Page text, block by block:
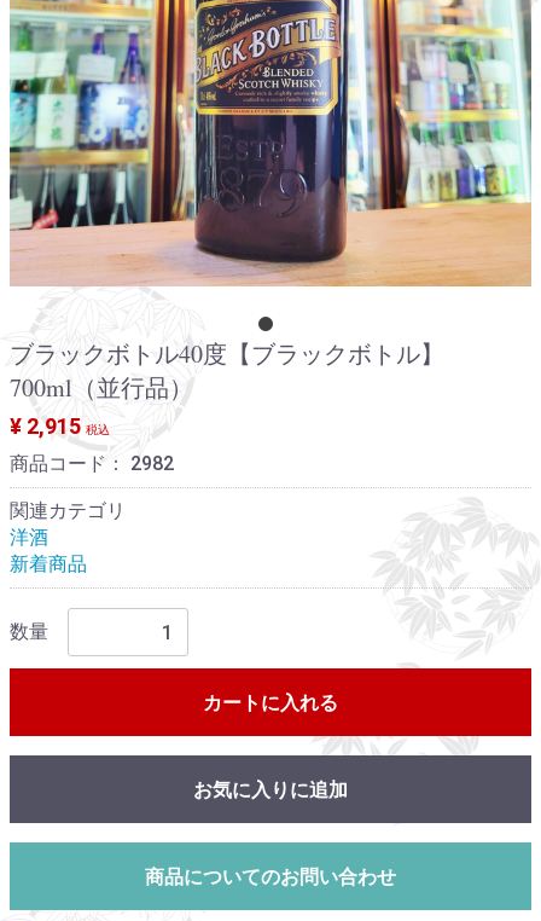
ブラックボトル40度【ブラックボトル】
700ml（並行品）
¥ 2,915 税込
商品コード： 2982
関連カテゴリ
洋酒
新着商品
数量
カートに入れる
お気に入りに追加
商品についてのお問い合わせ